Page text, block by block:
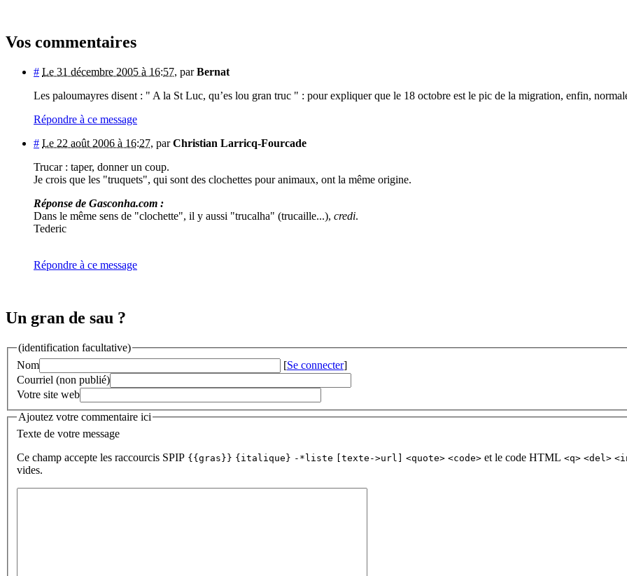
Vos commentaires
# Le 31 décembre 2005 à 16:57, parBernat
Les paloumayres disent : " A la St Luc, qu’es lou gran truc " : pour expliquer que le 18 octobre est le pic de la migration, enfin,
Répondre à ce message
# Le 22 août 2006 à 16:27, parChristian Larricq-Fourcade
Trucar : taper, donner un coup.
Je crois que les "truquets", qui sont des clochettes pour animaux, ont la même origine.
Réponse de Gasconha.com :
Dans le même sens de "clochette", il y aussi "trucalha" (trucaille...), credi.
Tederic
Répondre à ce message
Un gran de sau ?
(identification facultative)
Nom
[Se connecter]
Courriel (non publié)
Votre site web
Ajoutez votre commentaire ici
Texte de votre message
Ce champ accepte les raccourcis SPIP {{gras}} {italique} -*liste [texte->url] <quote> <code> et le code HTML <q> <del>
vides.